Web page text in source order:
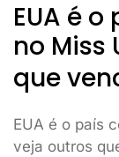
EUA é
no Miss
que
EUA é o país
veja outros